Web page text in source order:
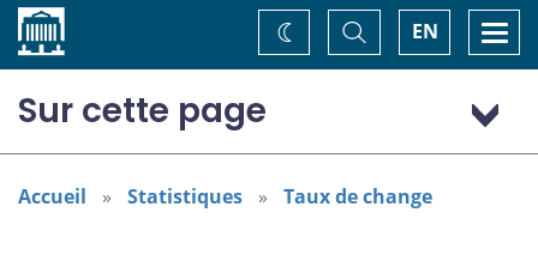
Accueil EN
Basculer
la
recherche
Changez
de
Sur cette page
Dollar (États-Unis) (USD)
Accueil Statistiques Taux de change